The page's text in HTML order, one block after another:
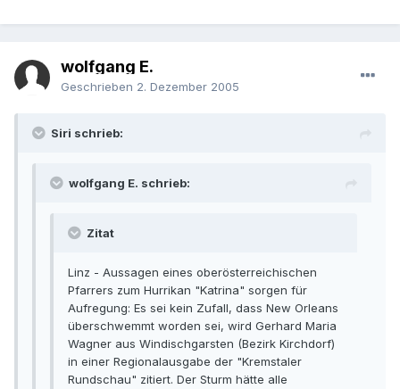
wolfgang E.
Geschrieben 2. Dezember 2005
Siri schrieb:
wolfgang E. schrieb:
Zitat
Linz - Aussagen eines oberösterreichischen
Pfarrers zum Hurrikan "Katrina" sorgen für
Aufregung: Es sei kein Zufall, dass New Orleans
überschwemmt worden sei, wird Gerhard Maria
Wagner aus Windischgarsten (Bezirk Kirchdorf)
in einer Regionalausgabe der "Kremstaler
Rundschau" zitiert. Der Sturm hätte alle